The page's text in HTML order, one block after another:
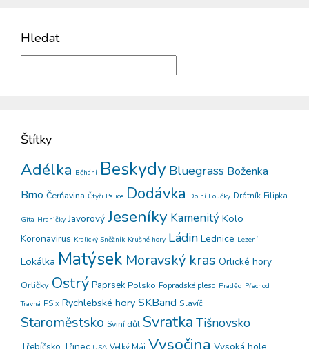
Hledat
Štítky
Adélka Běhání Beskydy Bluegrass Boženka
Brno Čerňavina Čtyři Palice Dodávka Dolní Loučky Drátník Filipka
Gita Hraničky Javorový Jeseníky Kamenitý Kolo
Koronavirus Kralický Sněžník Krušné hory Ládin Lednice Lezení
Lokálka Matýsek Moravský kras Orlické hory
Orličky Ostrý Paprsek Polsko Popradské pleso Praděd Přechod
Travná PSix Rychlebské hory SKBand Slavíč
Staroměstsko Sviní důl Svratka Tišnovsko
Vysočina